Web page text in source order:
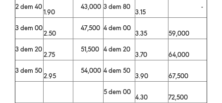
2 dem 40
1.90
43,000 3 dem 80
3.15
-
3 dem 00
2.50
47,500 4 dem 00
3.35
59,000
3 dem 20
2.75
51,500 4 dem 20
3.70
64,000
3 dem 50
2.95
54,000 4 dem 50
3.90
67,500
5 dem 00
4.30
72,500